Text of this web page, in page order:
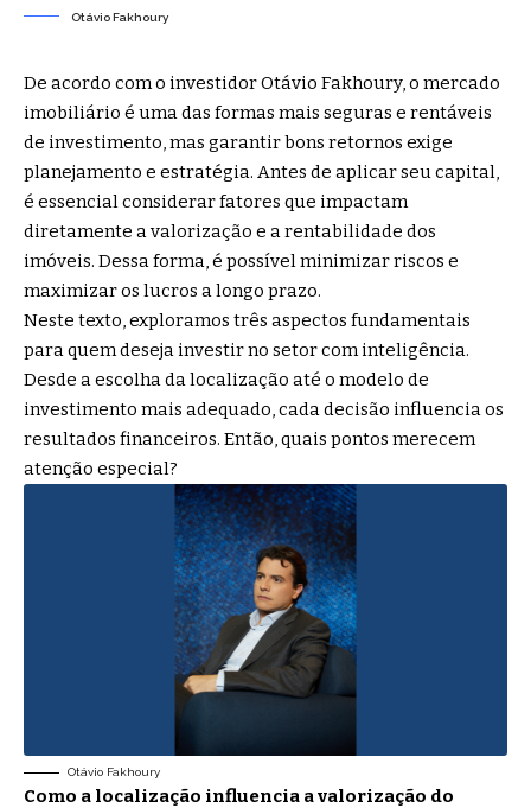
Otávio Fakhoury
De acordo com o investidor Otávio Fakhoury, o mercado
imobiliário é uma das formas mais seguras e rentáveis
de investimento, mas garantir bons retornos exige
planejamento e estratégia. Antes de aplicar seu capital,
é essencial considerar fatores que impactam
diretamente a valorização e a rentabilidade dos
imóveis. Dessa forma, é possível minimizar riscos e
maximizar os lucros a longo prazo.
Neste texto, exploramos três aspectos fundamentais
para quem deseja investir no setor com inteligência.
Desde a escolha da localização até o modelo de
investimento mais adequado, cada decisão influencia os
resultados financeiros. Então, quais pontos merecem
atenção especial?
Otávio Fakhoury
Como a localização influencia a valorização do